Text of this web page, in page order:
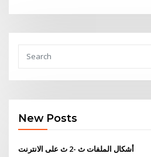
New Posts
أشكال الملفات ث -2 ث على الانترنت